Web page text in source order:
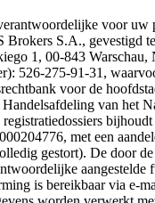
voor uw
S.A., gevestigd
1, 00-843 Warschau,
526-275-91-31,
voor de
van het
registratiedossiers
met een
gestort). De door de
aangestelde
is bereikbaar via e-